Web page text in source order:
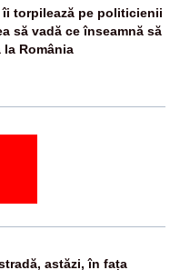
îi torpilează pe politicienii
să vadă ce înseamnă să
România
astăzi, în fața